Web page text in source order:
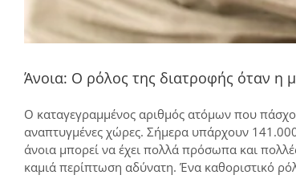
Άνοια: Ο ρόλος της διατροφής όταν η
Ο καταγεγραμμένος αριθμός ατόμων που
αναπτυγμένες χώρες. Σήμερα υπάρχουν
άνοια μπορεί να έχει πολλά πρόσωπα και
καμιά περίπτωση αδύνατη. Ένα καθοριστικό